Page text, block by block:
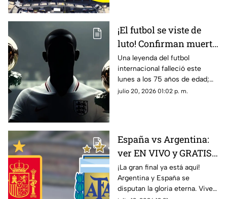
¡El futbol se viste de
luto! Confirman muerte
de una LEYENDA que
conquistó el Balón de
Oro 2 veces
Una leyenda del futbol
internacional falleció este
lunes a los 75 años de edad;
entérate de quién se trata y su
julio 20, 2026 01:02 p. m.
España vs Argentina:
ver EN VIVO y GRATIS
el partido de la Copa
Mundial de la FIFA
2026™
¡La gran final ya está aquí!
Argentina y España se
disputan la gloria eterna. Vive